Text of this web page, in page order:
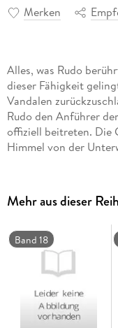
Merken
Alles, was Rudo
dieser Fähigkeit
Vandalen
Rudo den Anführer
offiziell beitreten. Die
Himmel von der
Mehr aus dieser
Band 18